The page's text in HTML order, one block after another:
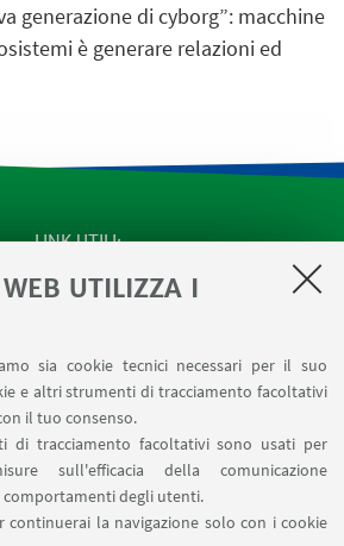
UTILIZZA I
sia cookie tecnici necessari per il suo
e altri strumenti di tracciamento facoltativi
il tuo consenso.
di tracciamento facoltativi sono usati per
sull'efficacia della comunicazione
comportamenti degli utenti.
continuerai la navigazione solo con i cookie
generazione di cyborg”: macchine
è generare relazioni ed
LINK UTILI
Apps
Sale
Carta dei Servizi
IL DIPARTIMENTO SU: